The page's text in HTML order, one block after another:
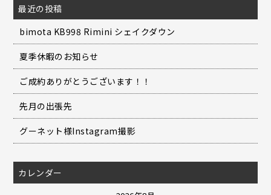
最近の投稿
bimota KB998 Rimini シェイクダウン
夏季休暇のお知らせ
ご成約ありがとうございます！！
先月の出張先
グーネット様Instagram撮影
カレンダー